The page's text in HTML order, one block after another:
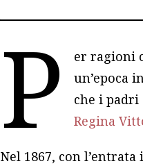
P
er ragioni
un’epoca
che i
Regina
Nel 1867, con